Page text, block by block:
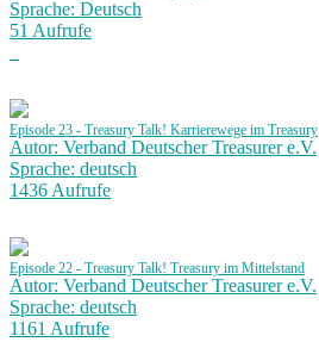
Sprache: Deutsch
51 Aufrufe
Episode 23 - Treasury Talk! Karrierewege im Treasury
Autor: Verband Deutscher Treasurer e.V.
Sprache: deutsch
1436 Aufrufe
Episode 22 - Treasury Talk! Treasury im Mittelstand
Autor: Verband Deutscher Treasurer e.V.
Sprache: deutsch
1161 Aufrufe